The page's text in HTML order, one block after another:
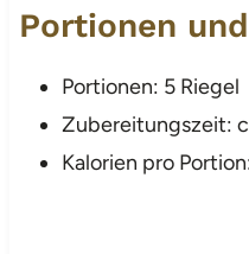
Portionen
Portionen: 5 Riegel
Zubereitungszeit:
Kalorien pro